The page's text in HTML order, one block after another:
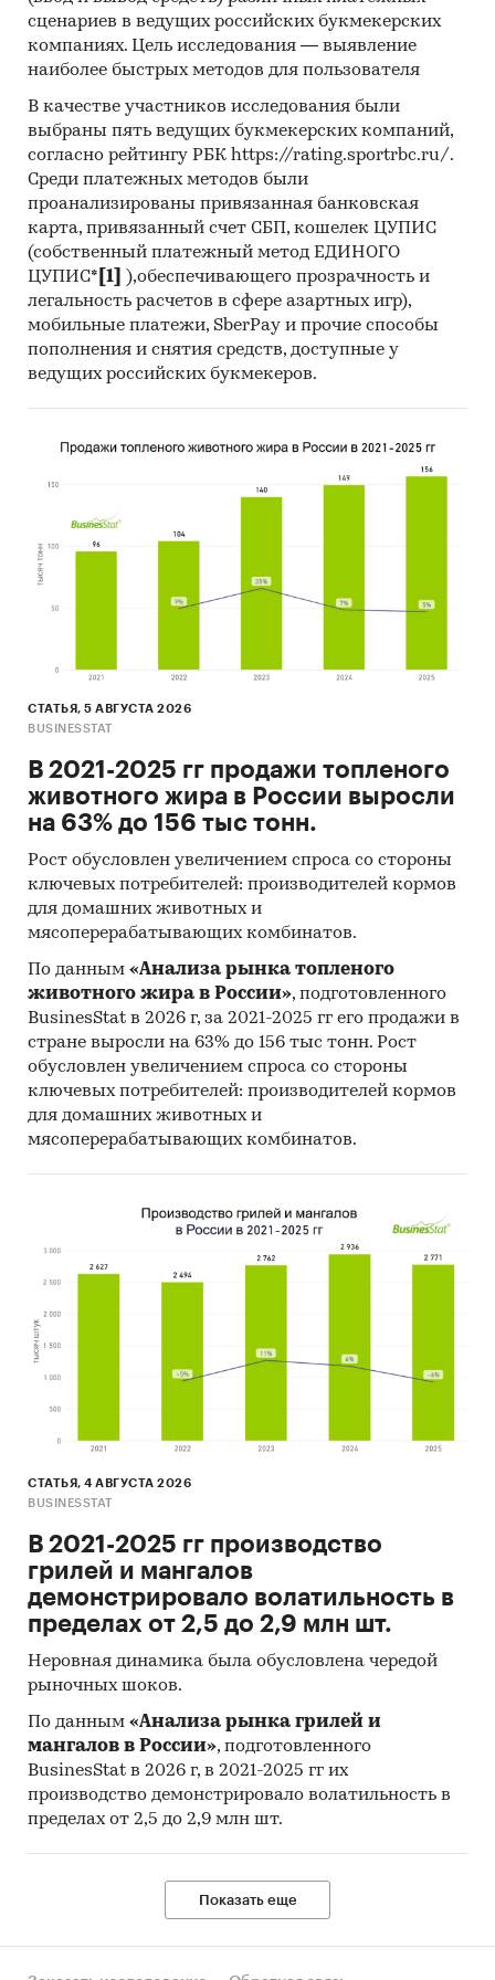
Контент-анализ выполняется в рамках
проведения Desk Research (кабинетное
кабинетного исследования является
проанализировать ситуацию на рынке листа
профилированного (профнастила/профлиста)
и получить (рассчитать) показатели,
характеризующие его состояние в настоящее
время и в будущем.
Источники получения информации
Базы данных Федеральной Таможенной
службы РФ, ФСГС РФ (Росстат).
Печатные и электронные деловые и
специализированные издания,
аналитические обзоры.
Ресурсы сети Интернет в России и мире.
Экспертные опросы.
консалтинговых агентств.
данных.
Результаты ценовых мониторингов.
Материалы и базы данных статистики ООН
(United Nations Statistics Division:
Commodity Trade Statistics, Industrial
Commodity Statistics, Food and Agriculture
Organization и др.).
Материалы Международного Валютного
Фонда (International Monetary Fund).
Материалы Всемирного банка (World Bank).
Материалы ВТО (World Trade Organization).
Материалы Организации экономического
Материалы International Trade Centre.
Материалы Index Mundi.
Объем и структура выборки
Процедура контент-анализа документов не
предполагает расчета объема выборочной
все доступные исследователю документы.
К отчету прилагается обработанная и
пригодная к дальнейшему использованию
данных с подробной информацией об
импорте в Россию и экспорте из России
листа профилированного (профнастила/
профлиста).База включает в себя большое
число различных показателей:
Категория продукта
Группа продукта
Месяц импорта/экспорта
Компании получатели и отправители
товара
сценариев в ведущих российских букмекерских
компаниях. Цель исследования — выявление
наиболее быстрых методов для пользователя
В качестве участников исследования были
выбраны пять ведущих букмекерских компаний,
согласно рейтингу РБК https://rating.sportrbc.ru/.
Среди платежных методов были
проанализированы привязанная банковская
карта, привязанный счет СБП, кошелек ЦУПИС
(собственный платежный метод ЕДИНОГО
ЦУПИС* [1]
),обеспечивающего прозрачность и
легальность расчетов в сфере азартных игр),
мобильные платежи, SberPay и прочие способы
пополнения и снятия средств, доступные у
ведущих российских букмекеров.
СТАТЬЯ, 5 АВГУСТА 2026
BUSINESSTAT
В 2021-2025 гг продажи топленого
животного жира в России выросли
на 63% до 156 тыс тонн.
Рост обусловлен увеличением спроса со стороны
ключевых потребителей: производителей кормов
для домашних животных и
мясоперерабатывающих комбинатов.
По данным «Анализа рынка топленого
животного жира в России», подготовленного
BusinesStat в 2026 г, за 2021-2025 гг его продажи в
стране выросли на 63% до 156 тыс тонн. Рост
обусловлен увеличением спроса со стороны
ключевых потребителей: производителей кормов
для домашних животных и
мясоперерабатывающих комбинатов.
СТАТЬЯ, 4 АВГУСТА 2026
BUSINESSTAT
В 2021-2025 гг производство
грилей и мангалов
демонстрировало волатильность в
пределах от 2,5 до 2,9 млн шт.
Неровная динамика была обусловлена чередой
рыночных шоков.
По данным «Анализа рынка грилей и
мангалов в России», подготовленного
BusinesStat в 2026 г, в 2021-2025 гг их
производство демонстрировало волатильность в
пределах от 2,5 до 2,9 млн шт.
Показать еще